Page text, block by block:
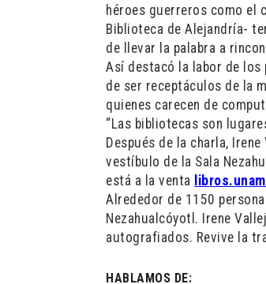
héroes guerreros como el
Biblioteca de Alejandría-
de llevar la palabra a
Así destacó la labor de
de ser receptáculos de la
quienes carecen de
“Las bibliotecas son
Después de la charla,
vestíbulo de la Sala
está a la venta
Alrededor de 1150
Nezahualcóyotl. Irene
autografiados. Revive la
HABLAMOS DE: